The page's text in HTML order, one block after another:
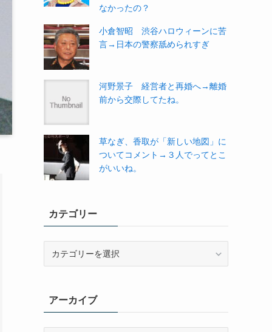
なかったの？
小倉智昭 渋谷ハロウィーンに苦
言→日本の警察舐められすぎ
河野景子 経営者と再婚へ→離婚
前から交際してたね。
草なぎ、香取が「新しい地図」に
ついてコメント→３人でってとこ
がいいね。
カテゴリー
ーアーカイブ